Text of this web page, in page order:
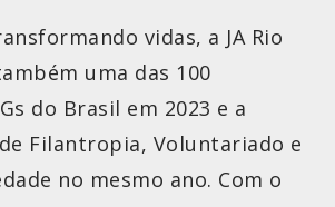
vidas, a JA Rio
uma das 100
do Brasil em 2023 e a
Filantropia, Voluntariado e
no mesmo ano. Com o